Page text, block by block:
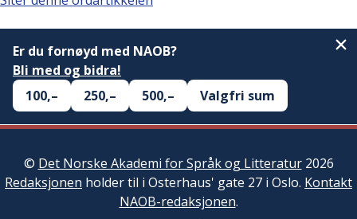
Er du fornøyd med NAOB?
Bli med og bidra!
100,–
250,– 500,– Valgfri sum
© Det Norske Akademi for Språk og Litteratur2026
Redaksjonen holder til i Osterhaus' gate 27 i Oslo. Kontakt
NAOB-redaksjonen.